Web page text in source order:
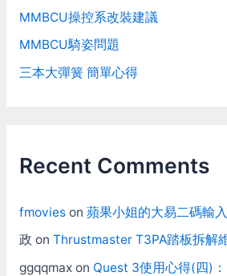
MMBCU操控系改裝建議
MMBCU騎姿問題
三本大彈簧 簡單心得
Recent Comments
fmovieson 蘋果小姐的大易二碼輸
政 on Thrustmaster T3PA踏板拆解
ggqqmaxon Quest 3使用心得(四)